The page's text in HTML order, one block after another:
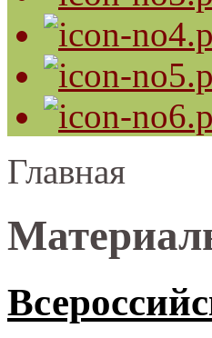
Главная